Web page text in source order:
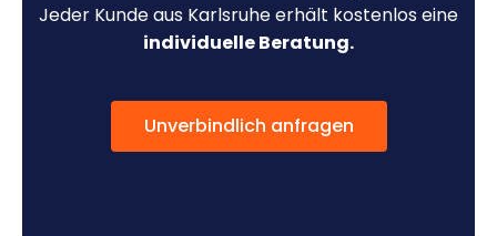
Jeder Kunde aus Karlsruhe erhält kostenlos eine
individuelle Beratung.
Unverbindlich anfragen